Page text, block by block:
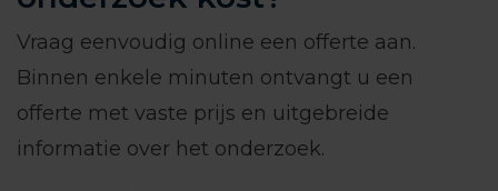
Vraag eenvoudig online een offerte aan.
Binnen enkele minuten ontvangt u een
offerte met vaste prijs en uitgebreide
informatie over het onderzoek.